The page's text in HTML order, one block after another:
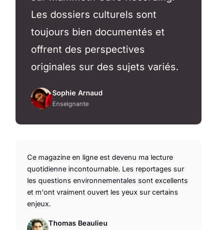
Les dossiers culturels sont
toujours bien documentés et
offrent des perspectives
originales sur des sujets variés.
Sophie Arnaud
Enseignante
Ce magazine en ligne est devenu ma lecture
quotidienne incontournable. Les reportages sur
les questions environnementales sont excellents
et m'ont vraiment ouvert les yeux sur certains
enjeux.
Thomas Beaulieu